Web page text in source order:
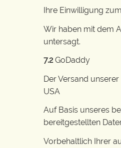
Ihre Einwilligung
Wir haben mit dem
untersagt.
7.2GoDaddy
Der Versand
USA
Auf Basis unseres
bereitgestellten
Vorbehaltlich Ihrer